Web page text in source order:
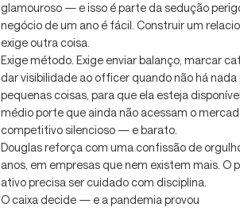
glamouroso — e isso é parte da sedução
negócio de um ano é fácil. Construir um
exige outra coisa.
Exige método. Exige enviar balanço, marcar
dar visibilidade ao officer quando não há
pequenas coisas, para que ela esteja
médio porte que ainda não acessam o
competitivo silencioso — e barato.
Douglas reforça com uma confissão de
anos, em empresas que nem existem mais. O
ativo precisa ser cuidado com disciplina.
O caixa decide — e a pandemia provou